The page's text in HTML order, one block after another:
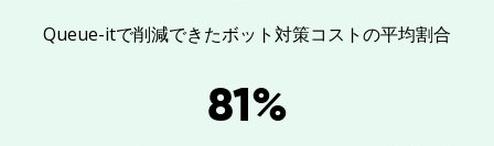
Queue-itで削減できたボット対策コストの平均割合
81%